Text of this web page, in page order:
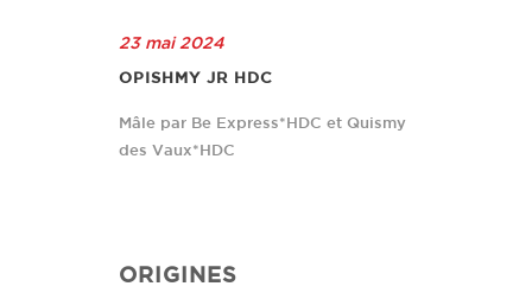
23 mai 2024
OPISHMY JR HDC
Mâle par Be Express*HDC et Quismy
des Vaux*HDC
ORIGINES